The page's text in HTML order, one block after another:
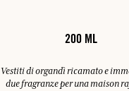
200 ML
Vestiti di organdì ricamato e
due fragranze per una maison